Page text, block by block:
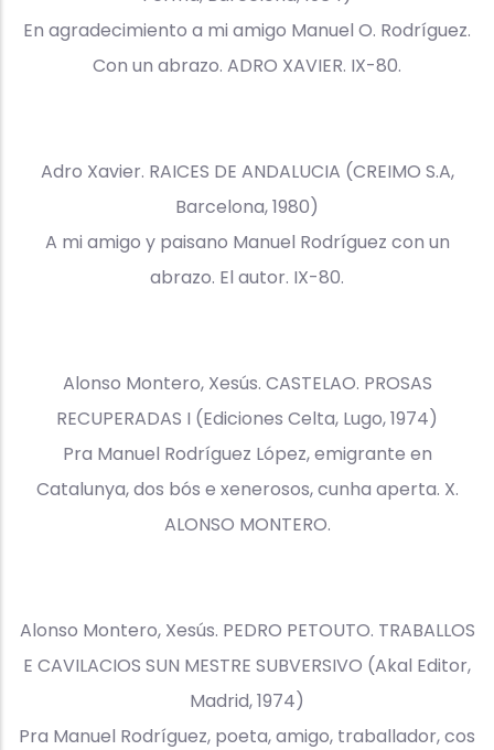
En agradecimiento a mi amigo Manuel O. Rodríguez.
Con un abrazo. ADRO XAVIER. IX-80.
Adro Xavier. RAICES DE ANDALUCIA (CREIMO S.A,
Barcelona, 1980)
A mi amigo y paisano Manuel Rodríguez con un
abrazo. El autor. IX-80.
Alonso Montero, Xesús. CASTELAO. PROSAS
RECUPERADAS I (Ediciones Celta, Lugo, 1974)
Pra Manuel Rodríguez López, emigrante en
Catalunya, dos bós e xenerosos, cunha aperta. X.
ALONSO MONTERO.
Alonso Montero, Xesús. PEDRO PETOUTO. TRABALLOS
E CAVILACIOS SUN MESTRE SUBVERSIVO (Akal Editor,
Madrid, 1974)
Pra Manuel Rodríguez, poeta, amigo, traballador, cos